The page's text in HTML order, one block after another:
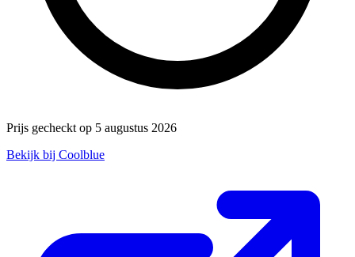
Prijs gecheckt op 5 augustus 2026
Bekijk bij Coolblue